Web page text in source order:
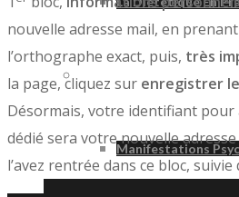
Manifestations
nouvelle adresse mail, en
l’orthographe exact, puis, très
la page, cliquez sur enregistrer
Désormais, votre identifiant pour
dédié sera votre nouvelle
l’avez rentrée dans ce bloc,